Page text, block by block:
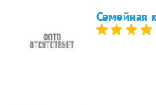
Семейная